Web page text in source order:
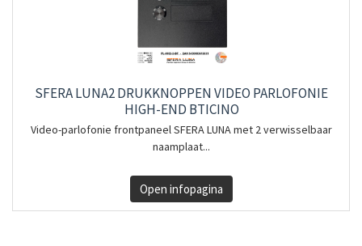
SFERA LUNA2 DRUKKNOPPEN VIDEO PARLOFONIE
HIGH-END BTICINO
Video-parlofonie frontpaneel SFERA LUNA met 2 verwisselbaar
naamplaat...
Open infopagina